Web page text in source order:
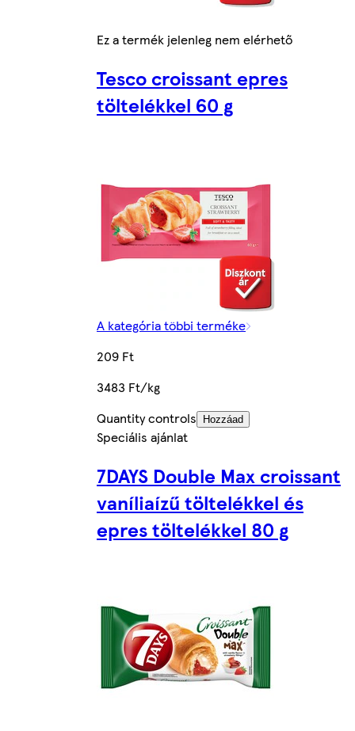
Ez a termék jelenleg nem elérhető
Tesco croissant epres
töltelékkel 60 g
A kategória többi terméke
209 Ft
3483 Ft/kg
Quantity controls
Hozzáad
Speciális ajánlat
7DAYS Double Max croissant
vaníliaízű töltelékkel és
epres töltelékkel 80 g